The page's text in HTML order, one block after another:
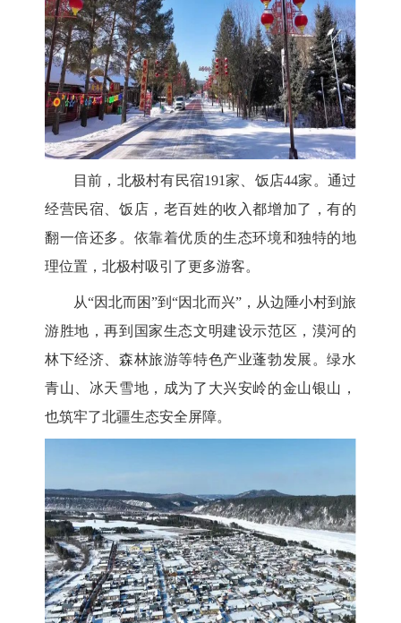
目前，北极村有民宿191家、饭店44家。通过
经营民宿、饭店，老百姓的收入都增加了，有的
翻一倍还多。依靠着优质的生态环境和独特的地
理位置，北极村吸引了更多游客。
从“因北而困”到“因北而兴”，从边陲小村到旅
游胜地，再到国家生态文明建设示范区，漠河的
林下经济、森林旅游等特色产业蓬勃发展。绿水
青山、冰天雪地，成为了 大兴安岭的金山银山，
也筑牢了北疆生态安全屏障。